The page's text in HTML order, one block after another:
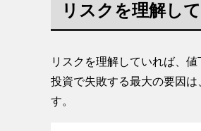
リスクを理解し
リスクを理解していれば、
投資で失敗する最大の要因
す。